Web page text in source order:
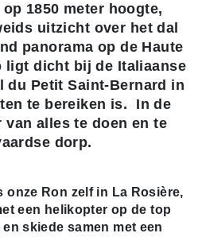
1850 meter hoogte,
uitzicht over het dal
panorama op de Haute
ligt dicht bij de Italiaanse
du Petit Saint-Bernard in
te bereiken is. In de
van alles te doen en te
dorp.
onze Ron zelf in La Rosière,
een helikopter op de top
skiede samen met een